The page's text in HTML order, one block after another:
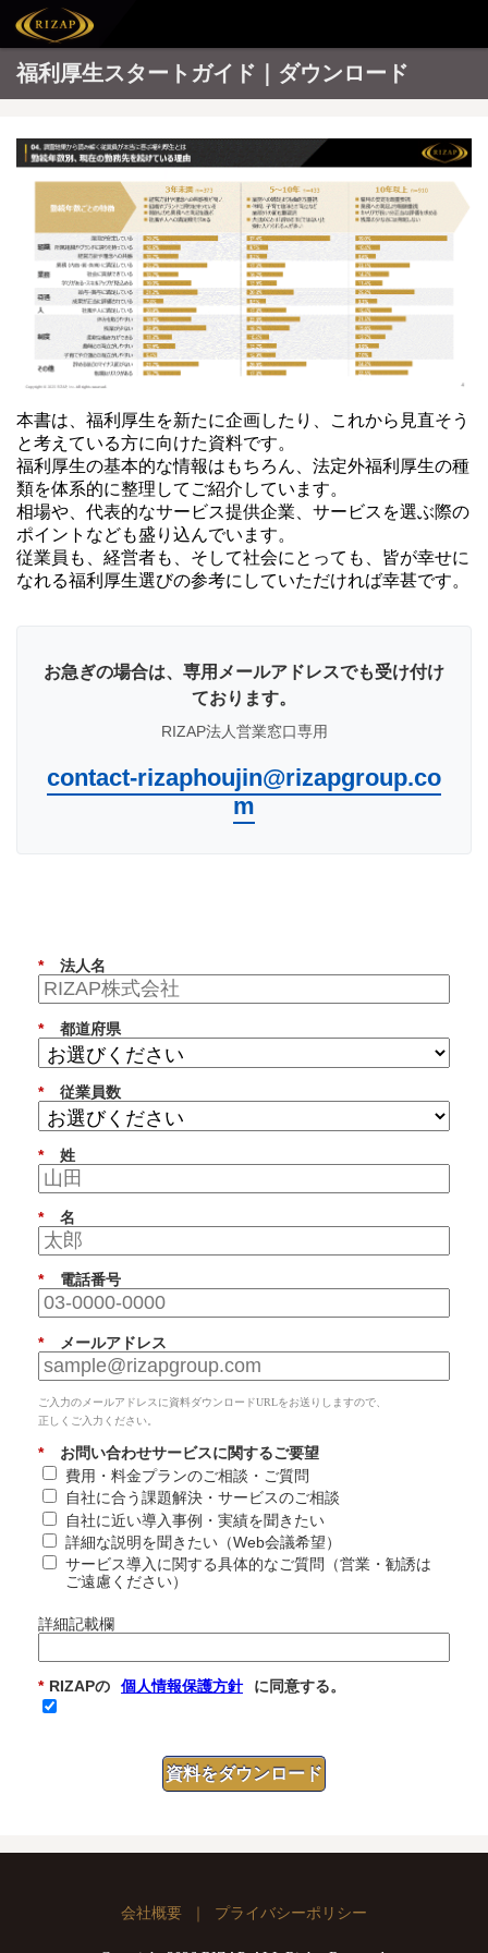
福利厚生スタートガイド｜ダウンロード
本書は、福利厚生を新たに企画したり、これから見直そう
と考えている方に向けた資料です。
福利厚生の基本的な情報はもちろん、法定外福利厚生の種
類を体系的に整理してご紹介しています。
相場や、代表的なサービス提供企業、サービスを選ぶ際の
ポイントなども盛り込んでいます。
従業員も、経営者も、そして社会にとっても、皆が幸せに
なれる福利厚生選びの参考にしていただければ幸甚です。
お急ぎの場合は、専用メールアドレスでも受け付け
ております。
RIZAP法人営業窓口専用
contact-rizaphoujin@rizapgroup.co
m
* 法人名
* 都道府県
* 従業員数
* 姓
* 名
* 電話番号
* メールアドレス
ご入力のメールアドレスに資料ダウンロードURLをお送りしますので、
正しくご入力ください。
*
お問い合わせサービスに関するご要望
費用・料金プランのご相談・ご質問​
自社に合う課題解決・サービスのご相談​
自社に近い導入事例・実績を聞きたい​
詳細な説明を聞きたい（Web会議希望）​
サービス導入に関する具体的なご質問（営業・勧誘は
ご遠慮ください）
詳細記載欄
* RIZAPの 個人情報保護方針 に同意する。
資料をダウンロード
会社概要 ｜ プライバシーポリシー